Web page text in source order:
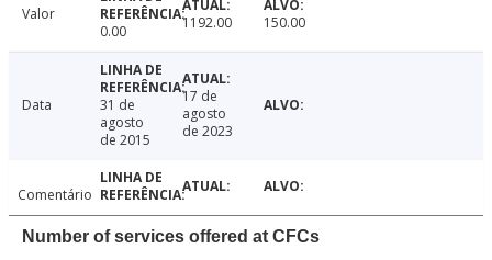
Valor
0.00
1192.00 150.00
Data
31 de
agosto
de 2015
17 de
agosto
de 2023
Comentário
Number of services offered at CFCs